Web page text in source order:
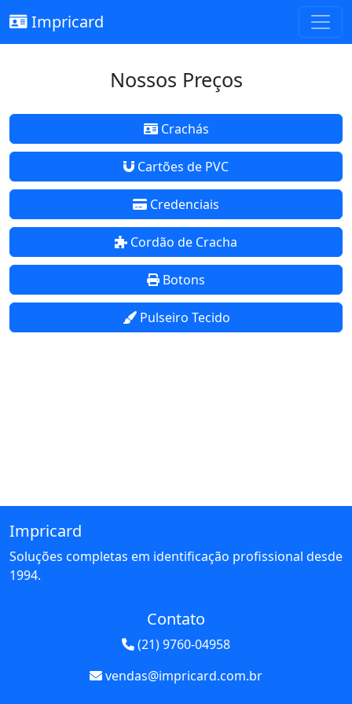
Impricard
Nossos Preços
Crachás
Cartões de PVC
Credenciais
Cordão de Cracha
Botons
Pulseiro Tecido
Impricard
Soluções completas em identificação profissional desde
1994.
Contato
(21) 9760-04958
vendas@impricard.com.br